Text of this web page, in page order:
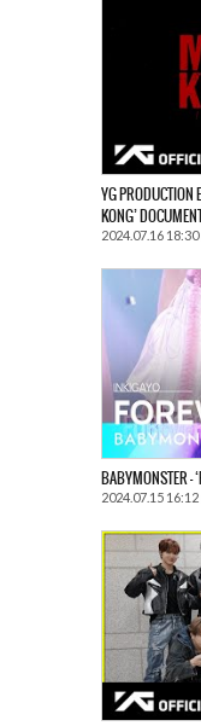
YG PRODUCTION
KONG’
2024.07.16 18:30
BABYMONSTER –
2024.07.15 16:12